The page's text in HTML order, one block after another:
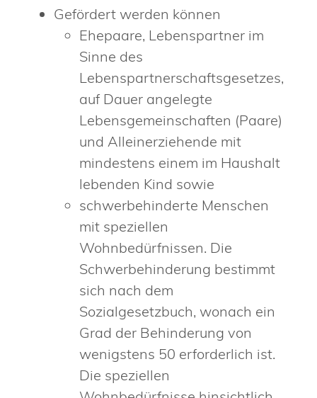
Gefördert werden können
Ehepaare, Lebenspartner im
Sinne des
Lebenspartnerschaftsgesetzes,
auf Dauer angelegte
Lebensgemeinschaften (Paare)
und Alleinerziehende mit
mindestens einem im Haushalt
lebenden Kind sowie
schwerbehinderte Menschen
mit speziellen
Wohnbedürfnissen. Die
Schwerbehinderung bestimmt
sich nach dem
Sozialgesetzbuch, wonach ein
Grad der Behinderung von
wenigstens 50 erforderlich ist.
Die speziellen